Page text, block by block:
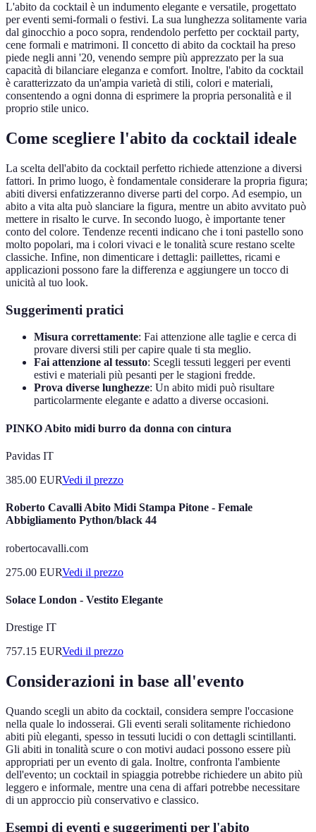
L'abito da cocktail è un indumento elegante e versatile, progettato
per eventi semi-formali o festivi. La sua lunghezza solitamente varia
dal ginocchio a poco sopra, rendendolo perfetto per cocktail party,
cene formali e matrimoni. Il concetto di abito da cocktail ha preso
piede negli anni '20, venendo sempre più apprezzato per la sua
capacità di bilanciare eleganza e comfort. Inoltre, l'abito da cocktail
è caratterizzato da un'ampia varietà di stili, colori e materiali,
consentendo a ogni donna di esprimere la propria personalità e il
proprio stile unico.
Come scegliere l'abito da cocktail ideale
La scelta dell'abito da cocktail perfetto richiede attenzione a diversi
fattori. In primo luogo, è fondamentale considerare la propria figura;
abiti diversi enfatizzeranno diverse parti del corpo. Ad esempio, un
abito a vita alta può slanciare la figura, mentre un abito avvitato può
mettere in risalto le curve. In secondo luogo, è importante tener
conto del colore. Tendenze recenti indicano che i toni pastello sono
molto popolari, ma i colori vivaci e le tonalità scure restano scelte
classiche. Infine, non dimenticare i dettagli: paillettes, ricami e
applicazioni possono fare la differenza e aggiungere un tocco di
unicità al tuo look.
Suggerimenti pratici
Misura correttamente: Fai attenzione alle taglie e cerca di
provare diversi stili per capire quale ti sta meglio.
Fai attenzione al tessuto: Scegli tessuti leggeri per eventi
estivi e materiali più pesanti per le stagioni fredde.
Prova diverse lunghezze: Un abito midi può risultare
particolarmente elegante e adatto a diverse occasioni.
PINKO Abito midi burro da donna con cintura
Pavidas IT
385.00 EURVedi il prezzo
Roberto Cavalli Abito Midi Stampa Pitone - Female
Abbigliamento Python/black 44
robertocavalli.com
275.00 EURVedi il prezzo
Solace London - Vestito Elegante
Drestige IT
757.15 EURVedi il prezzo
Considerazioni in base all'evento
Quando scegli un abito da cocktail, considera sempre l'occasione
nella quale lo indosserai. Gli eventi serali solitamente richiedono
abiti più eleganti, spesso in tessuti lucidi o con dettagli scintillanti.
Gli abiti in tonalità scure o con motivi audaci possono essere più
appropriati per un evento di gala. Inoltre, confronta l'ambiente
dell'evento; un cocktail in spiaggia potrebbe richiedere un abito più
leggero e informale, mentre una cena di affari potrebbe necessitare
di un approccio più conservativo e classico.
Esempi di eventi e suggerimenti per l'abito